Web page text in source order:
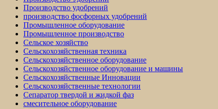
Производство удобрений
производство фосфорных удобрений
Промышленное оборудование
Промышленное производство
Сельское хозяйство
Сельскохозяйственная техника
Сельскохозяйственное оборудование
Сельскохозяйственное оборудование и машины
Сельскохозяйственные Инновации
Сельскохозяйственные технологии
Сепаратор твердой и жидкой фаз
смесительное оборудование